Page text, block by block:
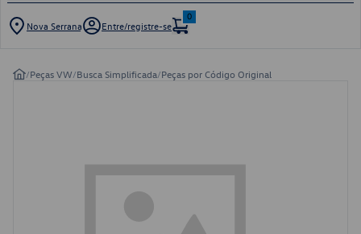
Nova Serrana Entre/registre-se
0
/Peças VW/Busca Simplificada/Peças por Código Original